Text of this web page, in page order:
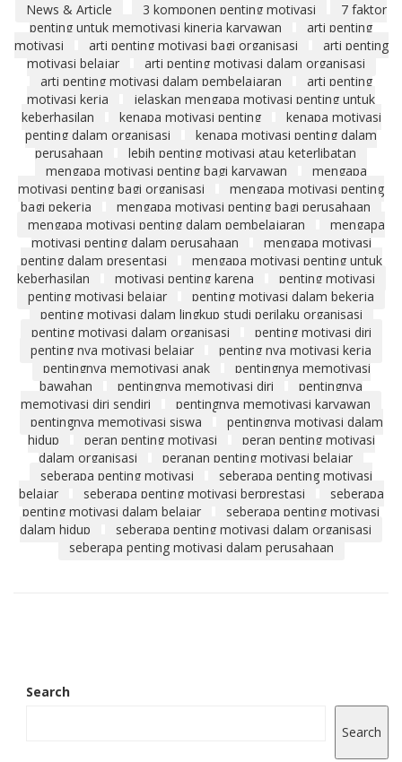
News & Article 3 komponen penting motivasi
7 faktor
penting untuk memotivasi kinerja karyawan
arti penting
motivasi
arti penting motivasi bagi organisasi
arti penting
motivasi belajar
arti penting motivasi dalam organisasi
arti penting motivasi dalam pembelajaran
arti penting
motivasi kerja
jelaskan mengapa motivasi penting untuk
keberhasilan
kenapa motivasi penting
kenapa motivasi
penting dalam organisasi
kenapa motivasi penting dalam
perusahaan
lebih penting motivasi atau keterlibatan
mengapa motivasi penting bagi karyawan
mengapa
motivasi penting bagi organisasi
mengapa motivasi penting
bagi pekerja
mengapa motivasi penting bagi perusahaan
mengapa motivasi penting dalam pembelajaran
mengapa
motivasi penting dalam perusahaan
mengapa motivasi
penting dalam presentasi
mengapa motivasi penting untuk
keberhasilan
motivasi penting karena
penting motivasi
penting motivasi belajar
penting motivasi dalam bekerja
penting motivasi dalam lingkup studi perilaku organisasi
penting motivasi dalam organisasi
penting motivasi diri
penting nya motivasi belajar
penting nya motivasi kerja
pentingnya memotivasi anak
pentingnya memotivasi
bawahan
pentingnya memotivasi diri
pentingnya
memotivasi diri sendiri
pentingnya memotivasi karyawan
pentingnya memotivasi siswa
pentingnya motivasi dalam
hidup
peran penting motivasi
peran penting motivasi
dalam organisasi
peranan penting motivasi belajar
seberapa penting motivasi
seberapa penting motivasi
belajar
seberapa penting motivasi berprestasi
seberapa
penting motivasi dalam belajar
seberapa penting motivasi
dalam hidup
seberapa penting motivasi dalam organisasi
seberapa penting motivasi dalam perusahaan
Search
Search